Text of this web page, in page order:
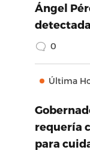
Ángel
0
Última
requería
para